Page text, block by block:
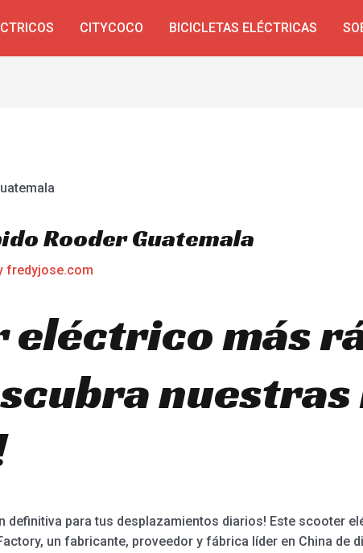
CITYCOCO BICICLETAS ELÉCTRICAS
Rooder Guatemala
fredyjose.com
eléctrico más
definitiva para tus desplazamientos diarios! Este scooter
un fabricante, proveedor y fábrica líder en China de